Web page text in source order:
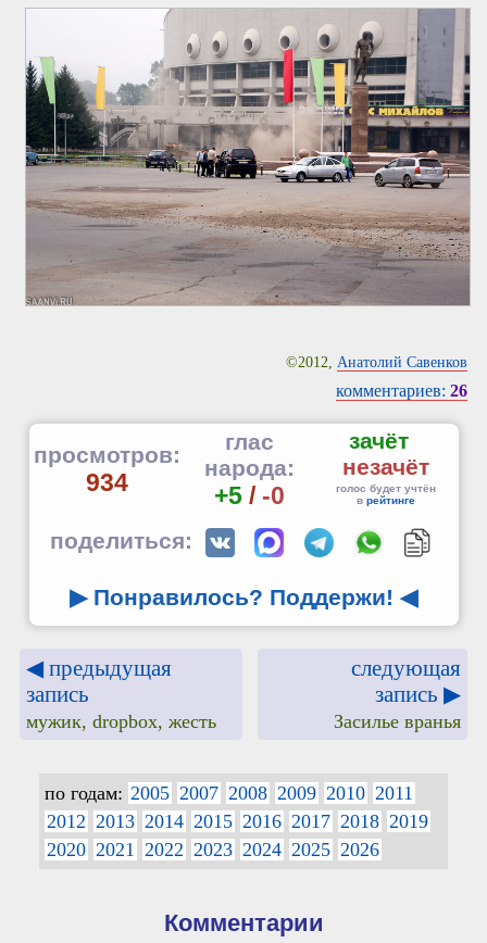
©2012, Анатолий Савенков
комментариев: 26
просмотров:
934
глас
народа:
+5/ -0
зачёт
незачёт
голос будет учтён
в рейтинге
поделиться:
▶ Понравилось? Поддержи! ◀
◀ предыдущая
запись
мужик, dropbox, жесть
следующая
запись ▶
Засилье вранья
по годам: 2005 2007 2008 2009 2010 2011
2012 2013 2014 2015 2016 2017 2018 2019
2020 2021 2022 2023 2024 2025 2026
Комментарии